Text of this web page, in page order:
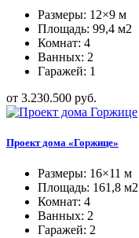
Размеры: 12×9 м
Площадь: 99,4 м2
Комнат: 4
Ванных: 2
Гаражей: 1
от 3.230.500 руб.
Проект дома «Горжице»
Размеры: 16×11 м
Площадь: 161,8 м2
Комнат: 4
Ванных: 2
Гаражей: 2